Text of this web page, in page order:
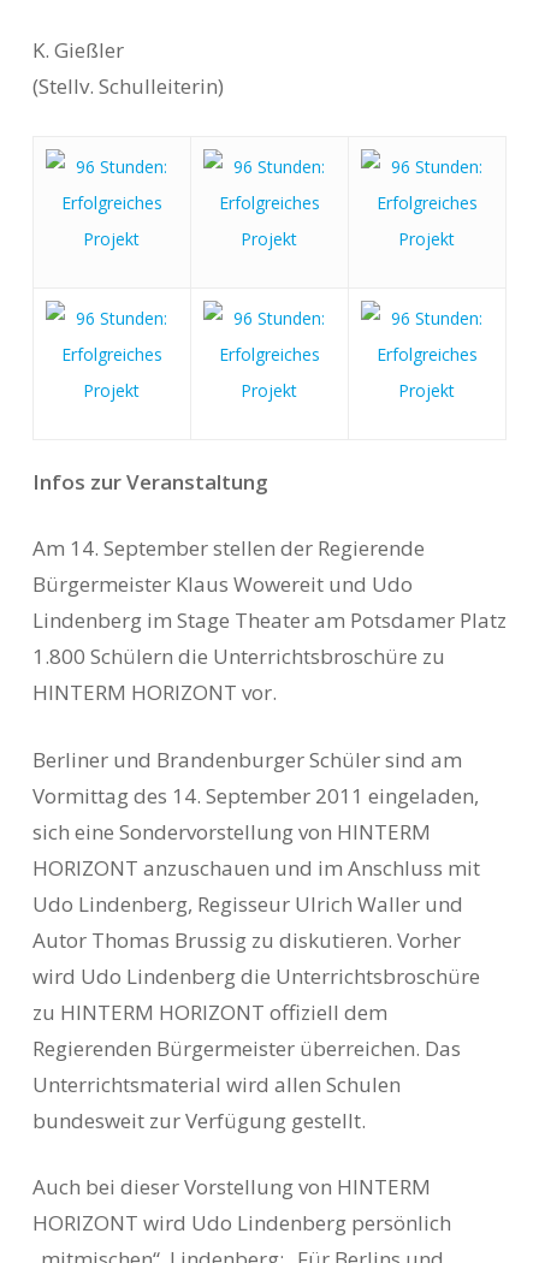
K. Gießler
(Stellv. Schulleiterin)
Infos zur Veranstaltung
Am 14. September stellen der Regierende
Bürgermeister Klaus Wowereit und Udo
Lindenberg im Stage Theater am Potsdamer Platz
1.800 Schülern die Unterrichtsbroschüre zu
HINTERM HORIZONT vor.
Berliner und Brandenburger Schüler sind am
Vormittag des 14. September 2011 eingeladen,
sich eine Sondervorstellung von HINTERM
HORIZONT anzuschauen und im Anschluss mit
Udo Lindenberg, Regisseur Ulrich Waller und
Autor Thomas Brussig zu diskutieren. Vorher
wird Udo Lindenberg die Unterrichtsbroschüre
zu HINTERM HORIZONT offiziell dem
Regierenden Bürgermeister überreichen. Das
Unterrichtsmaterial wird allen Schulen
bundesweit zur Verfügung gestellt.
Auch bei dieser Vorstellung von HINTERM
HORIZONT wird Udo Lindenberg persönlich